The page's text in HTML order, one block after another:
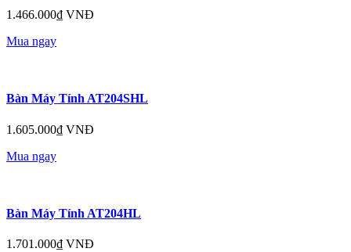
1.466.000₫ VNĐ
Mua ngay
Bàn Máy Tính AT204SHL
1.605.000₫ VNĐ
Mua ngay
Bàn Máy Tính AT204HL
1.701.000₫ VNĐ